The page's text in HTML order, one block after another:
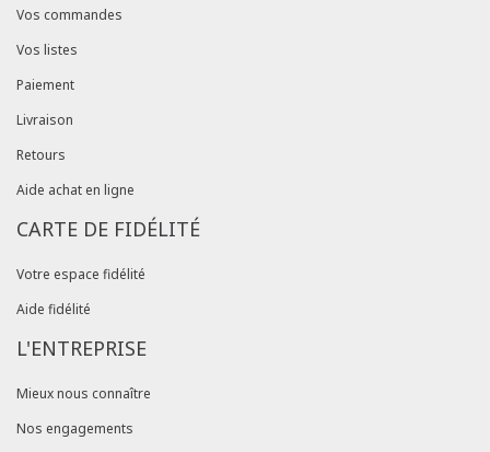
Vos commandes
Vos listes
Paiement
Livraison
Retours
Aide achat en ligne
CARTE DE FIDÉLITÉ
Votre espace fidélité
Aide fidélité
L'ENTREPRISE
Mieux nous connaître
Nos engagements